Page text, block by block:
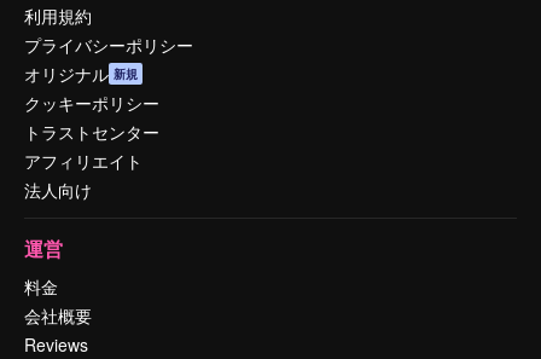
利用規約
プライバシーポリシー
オリジナル 新規
クッキーポリシー
トラストセンター
アフィリエイト
法人向け
運営
料金
会社概要
Reviews